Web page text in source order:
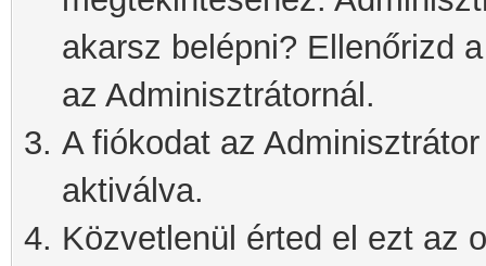
akarsz belépni? Ellenőrizd
az Adminisztrátornál.
A fiókodat az
aktiválva.
Közvetlenül érted el ezt az